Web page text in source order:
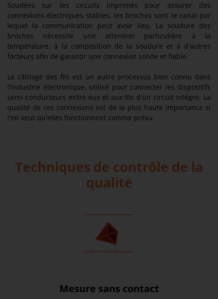
Soudées sur les circuits imprimés pour assurer des
connexions électriques stables, les broches sont le canal par
lequel la communication peut avoir lieu. La soudure des
broches nécessite une attention particulière à la
température, à la composition de la soudure et à d'autres
facteurs afin de garantir une connexion solide et fiable.
Le câblage des fils est un autre processus bien connu dans
l'industrie électronique, utilisé pour connecter les dispositifs
semi-conducteurs entre eux et aux fils d'un circuit intégré. La
qualité de ces connexions est de la plus haute importance si
l'on veut qu'elles fonctionnent comme prévu.
Techniques de contrôle de la
qualité
Mesure sans contact